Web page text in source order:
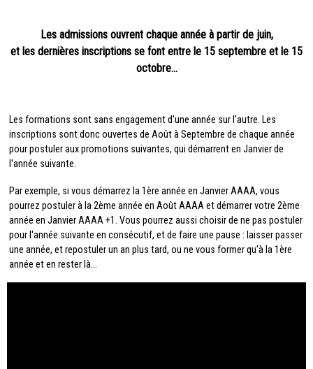
Les admissions ouvrent chaque année à partir de juin,
et les dernières inscriptions se font entre le 15 septembre et le 15
octobre...
Les formations sont sans engagement d'une année sur l'autre. Les
inscriptions sont donc ouvertes de Août à Septembre de chaque année
pour postuler aux promotions suivantes, qui démarrent en Janvier de
l'année suivante.
Par exemple, si vous démarrez la 1ère année en Janvier AAAA, vous
pourrez postuler à la 2ème année en Août AAAA et démarrer votre 2ème
année en Janvier AAAA +1. Vous pourrez aussi choisir de ne pas postuler
pour l'année suivante en consécutif, et de faire une pause : laisser passer
une année, et repostuler un an plus tard, ou ne vous former qu'à la 1ère
année et en rester là...